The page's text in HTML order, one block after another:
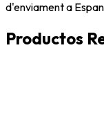
d'enviament a
Productos